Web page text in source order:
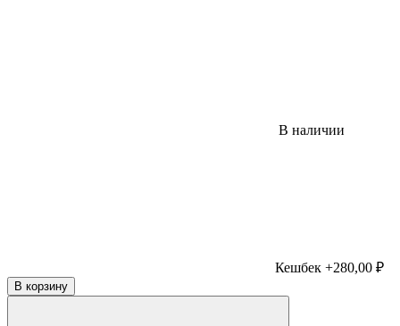
В наличии
Кешбек +280,00 ₽
В корзину